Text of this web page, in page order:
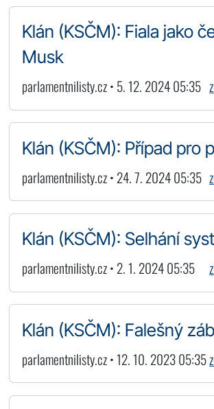
Klán (KSČM): Fiala jako
Musk
parlamentnilisty.cz • 5. 12. 2024 05:35
Klán (KSČM): Případ pro
parlamentnilisty.cz • 24. 7. 2024 05:35
Klán (KSČM): Selhání
parlamentnilisty.cz • 2. 1. 2024 05:35
Klán (KSČM): Falešný
parlamentnilisty.cz • 12. 10. 2023 05:35